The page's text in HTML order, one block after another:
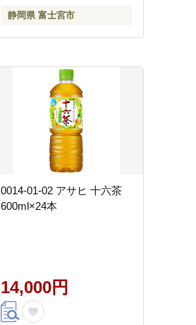
静岡県 富士宮市
0014-01-02 アサヒ 十六茶
600ml×24本
14,000円